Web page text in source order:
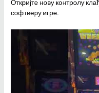
Откријте нову контролу
софтверу игре.